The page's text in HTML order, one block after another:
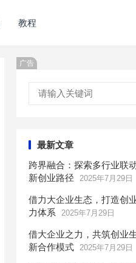
教程
广告
最新文章
跨界融合：探索多行业联
新创业路径
2025年7月29日
借力大企业生态，打造创
力体系
2025年7月29日
借大企业之力，共筑创业
新合作模式 2025年7月29日